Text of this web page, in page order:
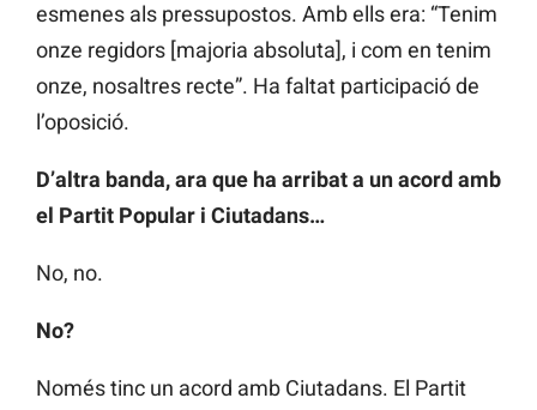
esmenes als pressupostos. Amb ells era: “Tenim
onze regidors [majoria absoluta], i com en tenim
onze, nosaltres recte”. Ha faltat participació de
l’oposició.
D’altra banda, ara que ha arribat a un acord amb
el Partit Popular i Ciutadans…
No, no.
No?
Només tinc un acord amb Ciutadans. El Partit